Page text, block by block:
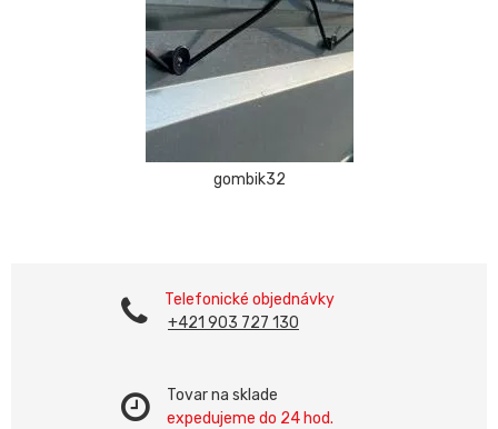
gombik32
Telefonické objednávky
+421 903 727 130
Tovar na sklade
expedujeme do 24 hod.